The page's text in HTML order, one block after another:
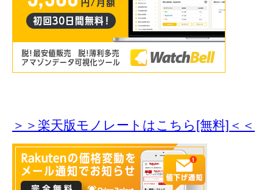
＞＞楽天版モノレートはこちら[無料]＜＜